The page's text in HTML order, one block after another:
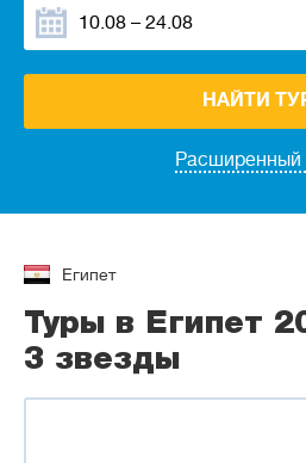
Расширенный
НАЙТИ
Египет
Туры в Египет
3 звезды